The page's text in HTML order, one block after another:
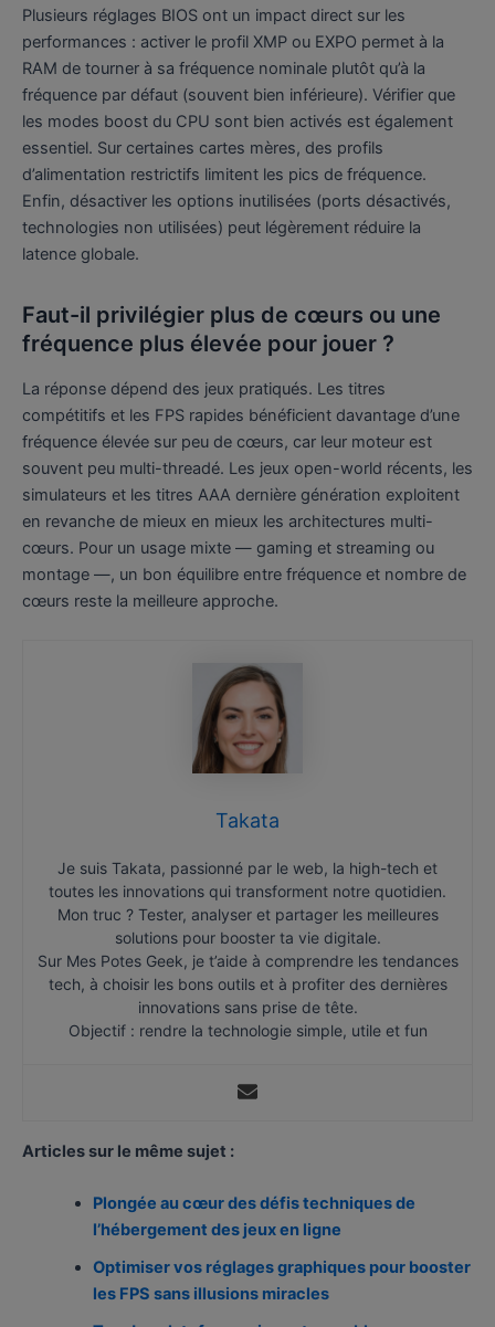
Plusieurs réglages BIOS ont un impact direct sur les
performances : activer le profil XMP ou EXPO permet à la
RAM de tourner à sa fréquence nominale plutôt qu’à la
fréquence par défaut (souvent bien inférieure). Vérifier que
les modes boost du CPU sont bien activés est également
essentiel. Sur certaines cartes mères, des profils
d’alimentation restrictifs limitent les pics de fréquence.
Enfin, désactiver les options inutilisées (ports désactivés,
technologies non utilisées) peut légèrement réduire la
latence globale.
Faut-il privilégier plus de cœurs ou une
fréquence plus élevée pour jouer ?
La réponse dépend des jeux pratiqués. Les titres
compétitifs et les FPS rapides bénéficient davantage d’une
fréquence élevée sur peu de cœurs, car leur moteur est
souvent peu multi-threadé. Les jeux open-world récents, les
simulateurs et les titres AAA dernière génération exploitent
en revanche de mieux en mieux les architectures multi-
cœurs. Pour un usage mixte — gaming et streaming ou
montage —, un bon équilibre entre fréquence et nombre de
cœurs reste la meilleure approche.
Takata
Je suis Takata, passionné par le web, la high-tech et
toutes les innovations qui transforment notre quotidien.
Mon truc ? Tester, analyser et partager les meilleures
solutions pour booster ta vie digitale.
Sur Mes Potes Geek, je t’aide à comprendre les tendances
tech, à choisir les bons outils et à profiter des dernières
innovations sans prise de tête.
Objectif : rendre la technologie simple, utile et fun
Articles sur le même sujet :
Plongée au cœur des défis techniques de
l’hébergement des jeux en ligne
Optimiser vos réglages graphiques pour booster
les FPS sans illusions miracles